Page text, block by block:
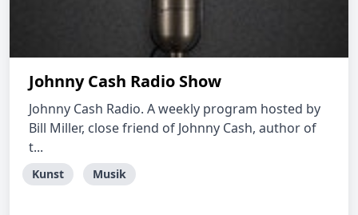
Johnny Cash Radio Show
Johnny Cash Radio. A weekly program hosted by
Bill Miller, close friend of Johnny Cash, author of
t...
Kunst Musik